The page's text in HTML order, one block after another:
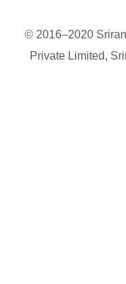
© 2016–2020
Private Limited,